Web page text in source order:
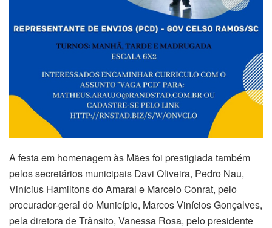
A festa em homenagem às Mães foi prestigiada também
pelos secretários municipais Davi Oliveira, Pedro Nau,
Vinícius Hamiltons do Amaral e Marcelo Conrat, pelo
procurador-geral do Município, Marcos Vinícios Gonçalves,
pela diretora de Trânsito, Vanessa Rosa, pelo presidente